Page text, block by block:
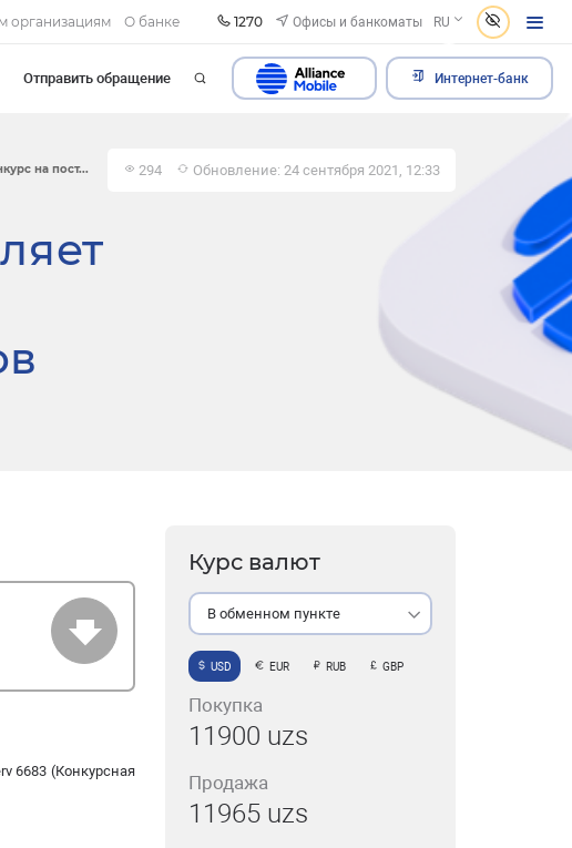
организациям О банке 1270 Офисы и банкоматы RU
Отправить обращение Интернет-банк
на пост... 294 Обновление: 24 сентября 2021, 12:33
6683 (Конкурсная
Курс валют
В обменном пункте
USD EUR RUB GBP
Покупка
11900 uzs
Продажа
11965 uzs